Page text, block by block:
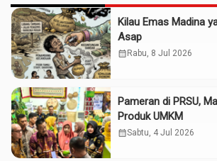
Kilau Emas Madina
Asap
calendar_monthRabu, 8 Jul 2026
Pameran di PRSU,
Produk UMKM
calendar_monthSabtu, 4 Jul 2026